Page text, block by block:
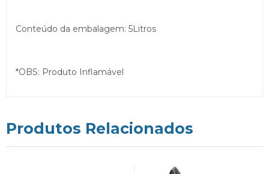
Conteúdo da embalagem: 5Litros
*OBS: Produto Inflamável
Produtos Relacionados